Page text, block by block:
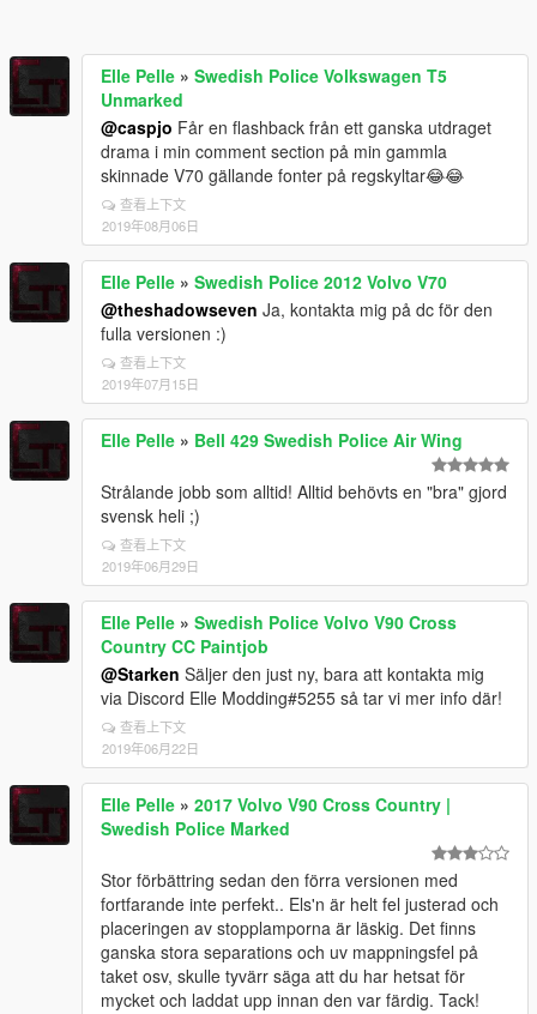
Elle Pelle » Swedish Police Volkswagen T5
Unmarked
@caspjo Får en flashback från ett ganska utdraget
drama i min comment section på min gammla
skinnade V70 gällande fonter på regskyltar😂😂
查看上下文
2019年08月06日
Elle Pelle » Swedish Police 2012 Volvo V70
@theshadowseven Ja, kontakta mig på dc för den
fulla versionen :)
查看上下文
2019年07月15日
Elle Pelle » Bell 429 Swedish Police Air Wing
Strålande jobb som alltid! Alltid behövts en "bra" gjord
svensk heli ;)
查看上下文
2019年06月29日
Elle Pelle » Swedish Police Volvo V90 Cross
Country CC Paintjob
@Starken Säljer den just ny, bara att kontakta mig
via Discord Elle Modding#5255 så tar vi mer info där!
查看上下文
2019年06月22日
Elle Pelle » 2017 Volvo V90 Cross Country |
Swedish Police Marked
Stor förbättring sedan den förra versionen med
fortfarande inte perfekt.. Els'n är helt fel justerad och
placeringen av stopplamporna är läskig. Det finns
ganska stora separations och uv mappningsfel på
taket osv, skulle tyvärr säga att du har hetsat för
mycket och laddat upp innan den var färdig. Tack!